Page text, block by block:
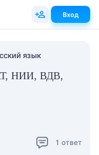
язык
НИИ, ВДВ,
1 ответ
Вход